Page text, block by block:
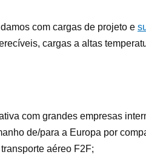
com cargas de projeto e
cargas a altas
com grandes empresas
de/para a Europa por
aéreo F2F;